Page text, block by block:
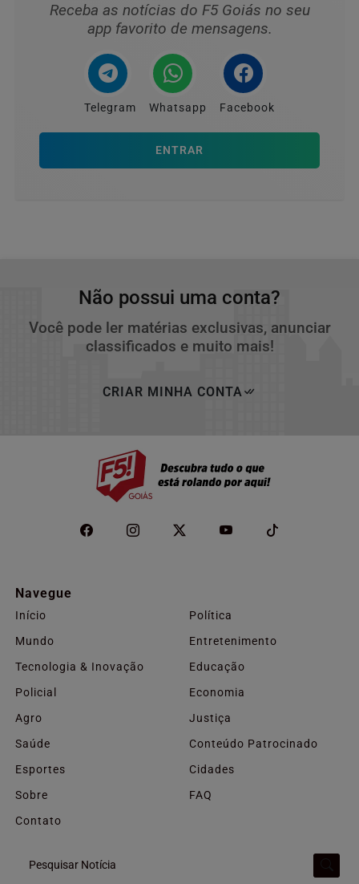
Receba as notícias do F5 Goiás no seu
app favorito de mensagens.
Telegram Whatsapp Facebook
ENTRAR
Não possui uma conta?
Você pode ler matérias exclusivas, anunciar
classificados e muito mais!
CRIAR MINHA CONTA
Navegue
Início
Política
Mundo
Entretenimento
Tecnologia & Inovação
Educação
Policial
Economia
Agro
Justiça
Saúde
Conteúdo Patrocinado
Esportes
Cidades
Sobre
FAQ
Contato
Pesquisar Notícia